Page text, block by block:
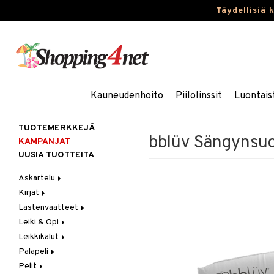
Täydellisiä
Kauneudenhoito Piilolinssit
bblüv
TUOTEMERKKEJÄ
KAMPANJAT
UUSIA TUOTTEITA
Askartelu
Askartelumateriaalit
Askartelusetti
Helmet
Koulutarvikkeet
Muovailuvaha
Piirrä ja maalaa
Kirjat
Askartelukirjat
Maalauskirjat
Päiväkirjat
Lastenvaatteet
Alaosat
Leggingsit
Alusvaatteet & Sukat
Kengät
Mekot
Leiki & Opi
Opetuslelut
Oppimispelit
Soittimet
Leikkikalut
Ajoneuvot
Autoradat
Eläimet
Palapeli
1000 palaa
Pelit